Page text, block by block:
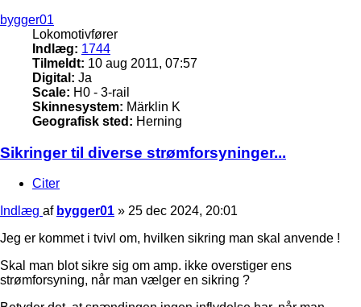
bygger01
Lokomotivfører
Indlæg: 1744
Tilmeldt: 10 aug 2011, 07:57
Digital: Ja
Scale: H0 - 3-rail
Skinnesystem: Märklin K
Geografisk sted: Herning
Sikringer til diverse strømforsyninger...
Citer
Indlæg af bygger01 » 25 dec 2024, 20:01
Jeg er kommet i tvivl om, hvilken sikring man skal anvende !
Skal man blot sikre sig om amp. ikke overstiger ens
strømforsyning, når man vælger en sikring ?